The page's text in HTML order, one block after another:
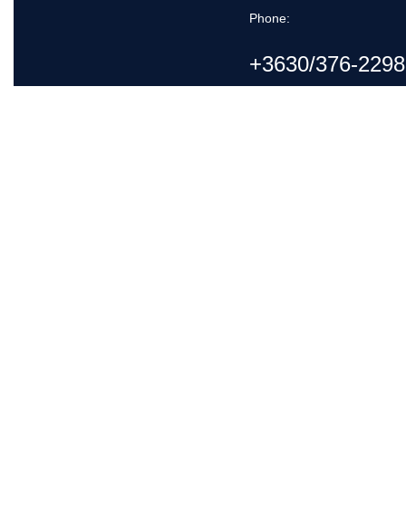
Phone:
+3630/376-2298